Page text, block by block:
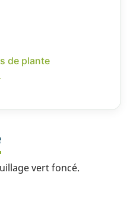
de plante
vert foncé.